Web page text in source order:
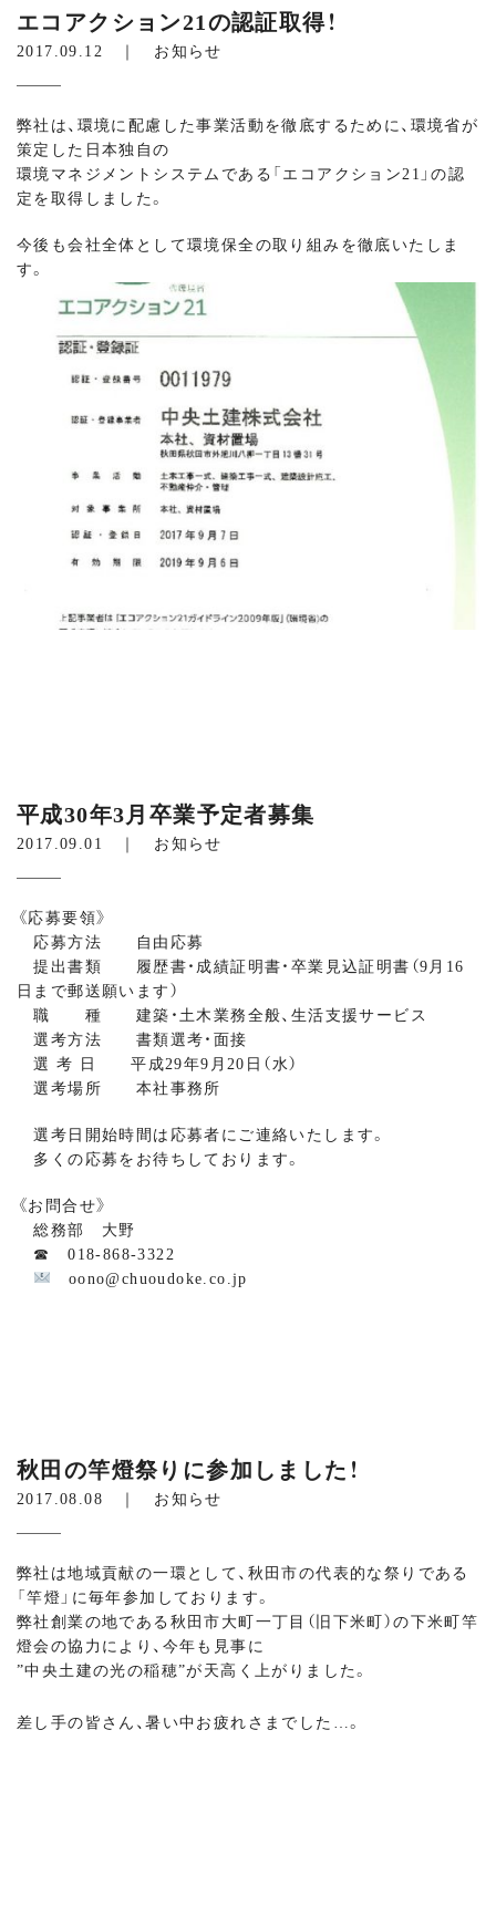
エコアクション21の認証取得！
2017.09.12 ｜ お知らせ
弊社は、環境に配慮した事業活動を徹底するために、環境省が
策定した日本独自の
環境マネジメントシステムである「エコアクション21」の認
定を取得しました。
今後も会社全体として環境保全の取り組みを徹底いたしま
す。
平成30年3月卒業予定者募集
2017.09.01 ｜ お知らせ
《応募要領》
応募方法 自由応募
提出書類 履歴書・成績証明書・卒業見込証明書（9月16
日まで郵送願います）
職 種 建築・土木業務全般、生活支援サービス
選考方法 書類選考・面接
選 考 日 平成29年9月20日（水）
選考場所 本社事務所
選考日開始時間は応募者にご連絡いたします。
多くの応募をお待ちしております。
《お問合せ》
総務部 大野
☎ 018-868-3322
oono@chuoudoke.co.jp
秋田の竿燈祭りに参加しました！
2017.08.08 ｜ お知らせ
弊社は地域貢献の一環として、秋田市の代表的な祭りである
「竿燈」に毎年参加しております。
弊社創業の地である秋田市大町一丁目（旧下米町）の下米町竿
燈会の協力により、今年も見事に
”中央土建の光の稲穂”が天高く上がりました。
差し手の皆さん、暑い中お疲れさまでした…。